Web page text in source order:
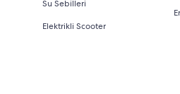
Su Sebilleri
Elektrikli Scooter